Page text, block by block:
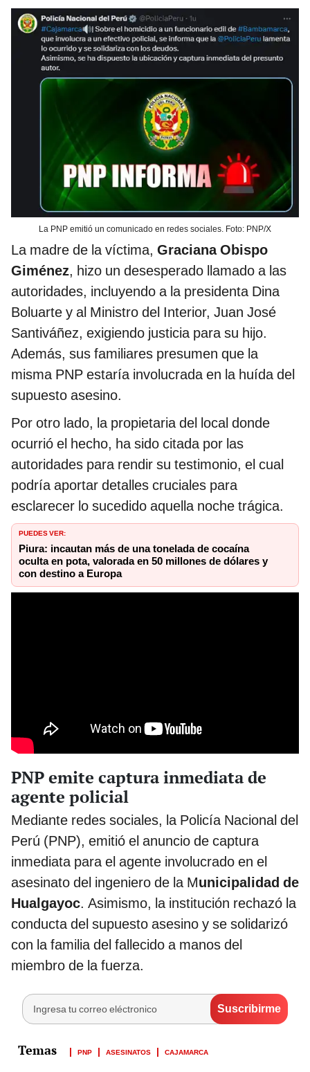
La PNP emitió un comunicado en redes sociales. Foto: PNP/X
La madre de la víctima, Graciana Obispo
Giménez, hizo un desesperado llamado a las
autoridades, incluyendo a la presidenta Dina
Boluarte y al Ministro del Interior, Juan José
Santiváñez, exigiendo justicia para su hijo.
Además, sus familiares presumen que la
misma PNP estaría involucrada en la huída del
supuesto asesino.
Por otro lado, la propietaria del local donde
ocurrió el hecho, ha sido citada por las
autoridades para rendir su testimonio, el cual
podría aportar detalles cruciales para
esclarecer lo sucedido aquella noche trágica.
PUEDES VER:
Piura: incautan más de una tonelada de cocaína
oculta en pota, valorada en 50 millones de dólares y
con destino a Europa
PNP emite captura inmediata de
agente policial
Mediante redes sociales, la Policía Nacional del
Perú (PNP), emitió el anuncio de captura
inmediata para el agente involucrado en el
asesinato del ingeniero de la Municipalidad de
Hualgayoc. Asimismo, la institución rechazó la
conducta del supuesto asesino y se solidarizó
con la familia del fallecido a manos del
miembro de la fuerza.
PNP ASESINATOS CAJAMARCA